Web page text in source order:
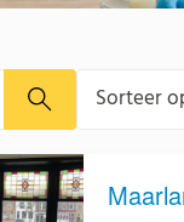
Sorteer